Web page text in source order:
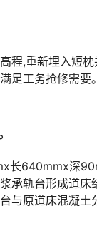
程,重新埋入短
足工务抢修需
长640mmx深
承轨台形成道
与原道床混凝